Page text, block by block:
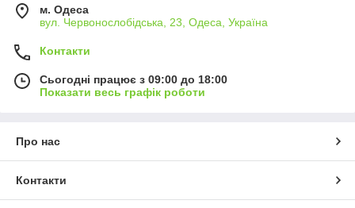
м. Одеса
вул. Червонослобідська, 23, Одеса, Україна
Контакти
Сьогодні працює з 09:00 до 18:00
Показати весь графік роботи
Про нас
Контакти